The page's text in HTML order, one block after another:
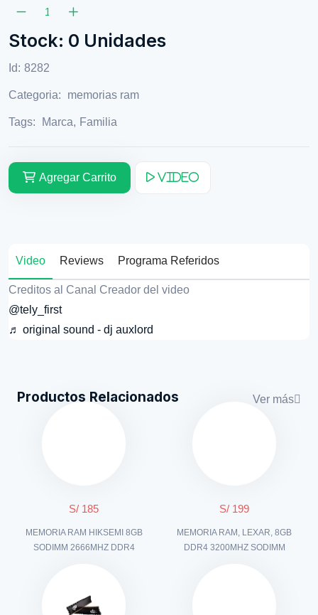
Stock: 0 Unidades
Id: 8282
Categoria: memorias ram
Tags: Marca, Familia
Agregar Carrito Video
Video Reviews Programa Referidos
Creditos al Canal Creador del video
@tely_first
♬ original sound - dj auxlord
Productos Relacionados Ver más
S/ 185
MEMORIA RAM HIKSEMI 8GB
SODIMM 2666MHZ DDR4
S/ 199
MEMORIA RAM, LEXAR, 8GB
DDR4 3200MHZ SODIMM